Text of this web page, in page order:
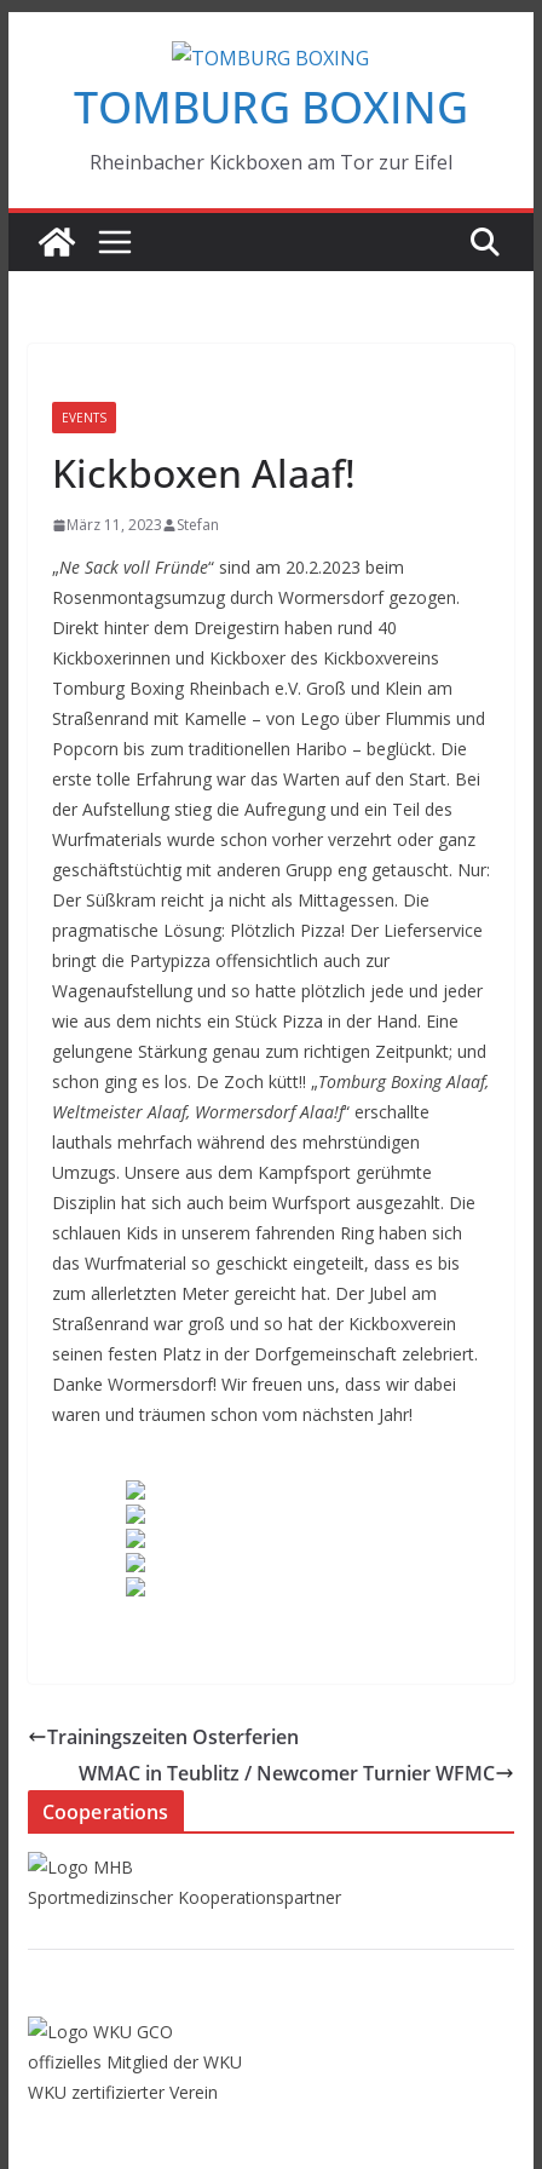
springenTOMBURG BOXING
Rheinbacher Kickboxen am Tor zur Eifel
EVENTS
Kickboxen Alaaf!
März 11, 2023 Stefan
„Ne Sack voll Fründe“ sind am 20.2.2023 beim
Rosenmontagsumzug durch Wormersdorf gezogen.
Direkt hinter dem Dreigestirn haben rund 40
Kickboxerinnen und Kickboxer des Kickboxvereins
Tomburg Boxing Rheinbach e.V. Groß und Klein am
Straßenrand mit Kamelle – von Lego über Flummis und
Popcorn bis zum traditionellen Haribo – beglückt. Die
erste tolle Erfahrung war das Warten auf den Start. Bei
der Aufstellung stieg die Aufregung und ein Teil des
Wurfmaterials wurde schon vorher verzehrt oder ganz
geschäftstüchtig mit anderen Grupp eng getauscht. Nur:
Der Süßkram reicht ja nicht als Mittagessen. Die
pragmatische Lösung: Plötzlich Pizza! Der Lieferservice
bringt die Partypizza offensichtlich auch zur
Wagenaufstellung und so hatte plötzlich jede und jeder
wie aus dem nichts ein Stück Pizza in der Hand. Eine
gelungene Stärkung genau zum richtigen Zeitpunkt; und
schon ging es los. De Zoch kütt!! „Tomburg Boxing Alaaf,
Weltmeister Alaaf, Wormersdorf Alaa!f“ erschallte
lauthals mehrfach während des mehrstündigen
Umzugs. Unsere aus dem Kampfsport gerühmte
Disziplin hat sich auch beim Wurfsport ausgezahlt. Die
schlauen Kids in unserem fahrenden Ring haben sich
das Wurfmaterial so geschickt eingeteilt, dass es bis
zum allerletzten Meter gereicht hat. Der Jubel am
Straßenrand war groß und so hat der Kickboxverein
seinen festen Platz in der Dorfgemeinschaft zelebriert.
Danke Wormersdorf! Wir freuen uns, dass wir dabei
waren und träumen schon vom nächsten Jahr!
Trainingszeiten Osterferien
WMAC in Teublitz / Newcomer Turnier WFMC
Cooperations
Sportmedizinscher Kooperationspartner
offizielles Mitglied der WKU
WKU zertifizierter Verein